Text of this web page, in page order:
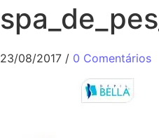
23/08/2017 / 0 Comentários